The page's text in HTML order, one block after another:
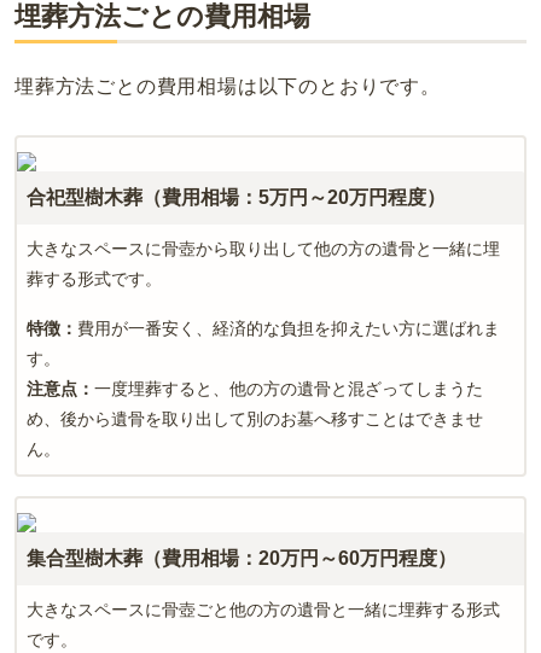
埋葬方法ごとの費用相場
埋葬方法ごとの費用相場は以下のとおりです。
合祀型樹木葬（費用相場：5万円～20万円程度）
大きなスペースに骨壺から取り出して他の方の遺骨と一緒に埋
葬する形式です。
特徴： 費用が一番安く、経済的な負担を抑えたい方に選ばれま
す。
注意点： 一度埋葬すると、他の方の遺骨と混ざってしまうた
め、後から遺骨を取り出して別のお墓へ移すことはできませ
ん。
集合型樹木葬（費用相場：20万円～60万円程度）
大きなスペースに骨壺ごと他の方の遺骨と一緒に埋葬する形式
です。